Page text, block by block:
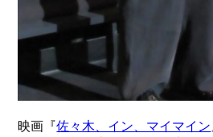
映画『佐々木、イン、マイマイン